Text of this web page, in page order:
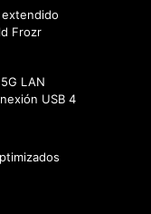
Frozr
LAN
USB 4